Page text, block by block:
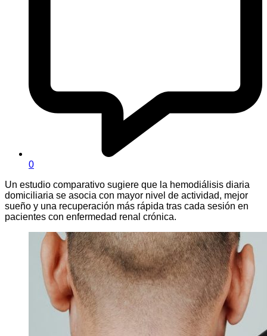
0
Un estudio comparativo sugiere que la hemodiálisis diaria
domiciliaria se asocia con mayor nivel de actividad, mejor
sueño y una recuperación más rápida tras cada sesión en
pacientes con enfermedad renal crónica.